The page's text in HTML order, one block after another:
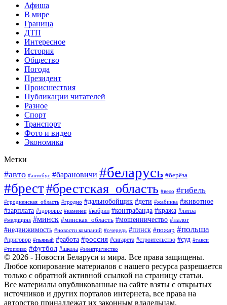
Афиша
В мире
Граница
ДТП
Интересное
История
Общество
Погода
Президент
Происшествия
Публикации читателей
Разное
Спорт
Транспорт
Фото и видео
Экономика
Метки
#авто #автобус #барановичи #беларусь #берёза
#брест#брестская_область #вело #гибель
#гродненская_область #гродно #дальнобойщик #дети #жабинка #животное
#зарплата #здоровье #каменец #кобрин #контрабанда #кража #литва
#медицина #минск #минская_область #мошенничество #налог
#недвижимость #новости компаний #очередь #пинск #пожар #польша
#приговор #пьяный #работа #россия #сигарета #строительство #суд #такси
#топливо #футбол #школа #электричество
© 2026 - Новости Беларуси и мира. Все права защищены.
Любое копирование материалов с нашего ресурса разрешается
только с обратной активной ссылкой на страницу статьи.
Все материалы опубликованные на сайте взяты с открытых
источников и других порталов интернета, все права на
авторство принадлежат их законным владельцам.